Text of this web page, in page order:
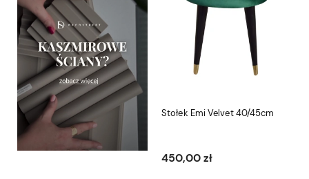
Stołek Emi Velvet 40/45cm
450,00 zł